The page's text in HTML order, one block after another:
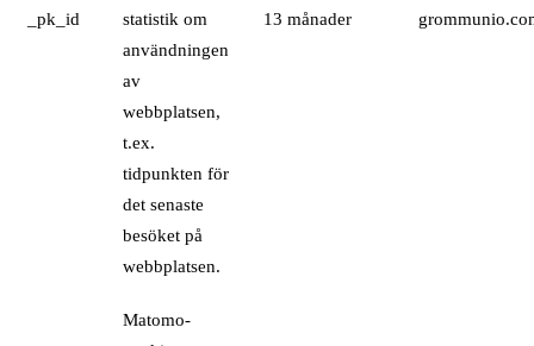
_pk_id
statistik om
användningen
av
webbplatsen,
t.ex.
tidpunkten för
det senaste
besöket på
webbplatsen.
13 månader
Matomo-